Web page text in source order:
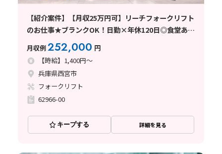
【紹介案件】【月収25万円可】リーチフォークリフト
のお仕事★ブランクOK！日勤×年休120日◎食堂あり
月収例252,000 円
【時給】1,400円～
兵庫県西宮市
フォークリフト
62966-00
キープする 詳細を見る